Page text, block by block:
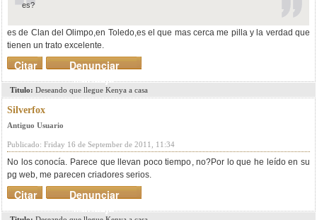
es?
es de Clan del Olimpo,en Toledo,es el que mas cerca me pilla y la verdad que
tienen un trato excelente.
Denunciar
mensaje
Citar
Titulo: Deseando que llegue Kenya a casa
Silverfox
Antiguo Usuario
Publicado: Friday 16 de September de 2011, 11:34
No los conocía. Parece que llevan poco tiempo, no?Por lo que he leído en su
pg web, me parecen criadores serios.
Denunciar
mensaje
Citar